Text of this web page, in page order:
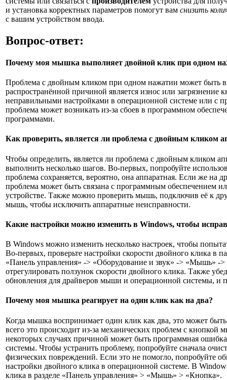
и установка корректных параметров помогут вам снизить
с вашим устройством ввода.
Вопрос-ответ:
Почему моя мышка выполняет двойной клик при одном
Проблема с двойным кликом при одном нажатии может быть
распространённой причиной является износ или
неправильными настройками в операционной системе или с
проблема может возникать из-за сбоев в программном
программами.
Как проверить, является ли проблема с двойным кликом
Чтобы определить, является ли проблема с двойным кликом
выполнить несколько шагов. Во-первых, попробуйте
проблема сохраняется, вероятно, она аппаратная. Если же на
проблема может быть связана с программным обеспечением
устройстве. Также можно проверить мышь, подключив её к
мышь, чтобы исключить аппаратные неисправности.
Какие настройки можно изменить в Windows, чтобы
В Windows можно изменить несколько настроек, чтобы
Во-первых, проверьте настройки скорости двойного клика в
«Панель управления» -> «Оборудование и звук» -> «Мышь» -
отрегулировать ползунок скорости двойного клика. Также
обновления для драйверов мыши и операционной системы, и
Почему моя мышка реагирует на один клик как на два?
Когда мышка воспринимает один клик как два, это может
всего это происходит из-за механических проблем с кнопкой
некоторых случаях причиной может быть программная
системы. Чтобы устранить проблему, попробуйте сначала
физических повреждений. Если это не помогло, попробуйте
настройки двойного клика в операционной системе. В
клика в разделе «Панель управления» > «Мышь» > «Кнопка».